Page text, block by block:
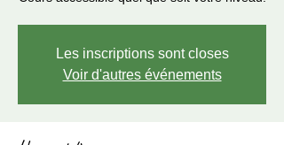
Les inscriptions sont closes
Voir d'autres événements